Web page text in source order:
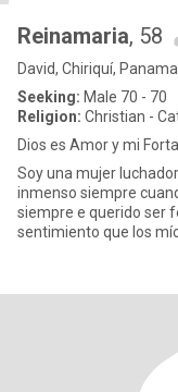
Reinamaria, 58
David, Chiriquí, Panama
Seeking: Male 70 - 70
Religion: Christian -
Dios es Amor y mi
Soy una mujer
inmenso siempre
siempre e querido ser
sentimiento que los